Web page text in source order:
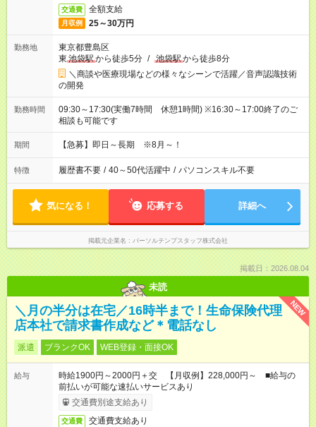
交通費 全額支給
月収例 25～30万円
勤務地
東京都豊島区
東 池袋駅から徒歩5分 / 池袋駅から徒歩8分
＼商談や医療現場などの様々なシーンで活躍／音声認識技術
の開発
勤務時間
09:30～17:30(実働7時間 休憩1時間) ※16:30～17:00終了のご
相談も可能です
期間 【急募】即日～長期 ※8月～！
特徴 履歴書不要 / 40～50代活躍中 / パソコンスキル不要
気になる！ 応募する 詳細へ
掲載元企業名 パーソルテンプスタッフ株式会社
掲載日：2026.08.04
未読
NEW
＼月の半分は在宅／16時半まで！生命保険代理
店本社で請求書作成など＊電話なし
派遣 ブランクOK WEB登録・面接OK
給与
時給1900円～2000円＋交 【月収例】228,000円～ ■給与の
前払いが可能な速払いサービスあり
交通費別途支給あり
交通費 交通費支給あり